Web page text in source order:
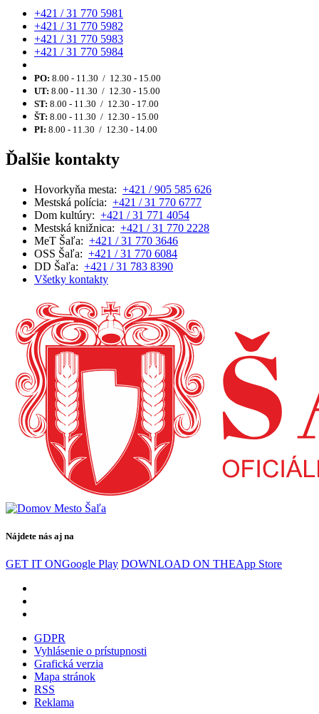
+421 / 31 770 5981
+421 / 31 770 5982
+421 / 31 770 5983
+421 / 31 770 5984
PO: 8.00 - 11.30 / 12.30 - 15.00
UT: 8.00 - 11.30 / 12.30 - 15.00
ST: 8.00 - 11.30 / 12.30 - 17.00
ŠT: 8.00 - 11.30 / 12.30 - 15.00
PI: 8.00 - 11.30 / 12.30 - 14.00
Ďalšie kontakty
Hovorkyňa mesta: +421 / 905 585 626
Mestská polícia: +421 / 31 770 6777
Dom kultúry: +421 / 31 771 4054
Mestská knižnica: +421 / 31 770 2228
MeT Šaľa: +421 / 31 770 3646
OSS Šaľa: +421 / 31 770 6084
DD Šaľa: +421 / 31 783 8390
Všetky kontakty
Nájdete nás aj na
GET IT ONGoogle Play DOWNLOAD ON THEApp Store
GDPR
Vyhlásenie o prístupnosti
Grafická verzia
Mapa stránok
RSS
Reklama